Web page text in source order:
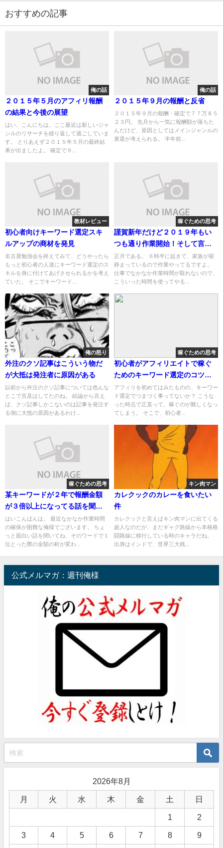
おすすめの記事
俺の話
２０１５年５月のアフィリ報酬
の結果と今後の展望
はい、こんにちは。ここ最近は新しいジャ
ンルのリサーチを繰り返して過ごしていま
す。 とりあえず２０１５年５月の最終結
果が出ましたよ。 確定で９...
俺の話
２０１５年９月の報酬と反省
２０１５年９月の報酬・確定で７７万８５
２３円。 先月から一気に報酬額が落ちた
んだけど、原因としてはメインジャンルの
衰退が考えられる。 半年前...
教材レビュー
初心者向けキーワード選定スキ
ルアップの商材を発見
名古屋勉強会を終えてみて、どうやったら
もっと初心者の人達にキーワード選定のス
キルを身に付けてあげさせられるかを考え
ていた。 そこでキーワード...
稼ぐための思考
謹賀新年だけど２０１９年もい
つも通り作業開始！そして言い
たい事を言う
正月である。 ６時半に起きて、家族が寝
静まっているので作業やってるですよ。
仕事でなかなか作業時間が取れないので、
こういった時間を使ってやる...
俺の怒り
外注のクソ記事はこういう物だ
が大抵は発注者に原因がある
以前から外注のクソ記事については色んな
とこで言及はしてたのね。 結論から言え
ば、クソ記事しかこないのは記事を発注す
る側に大抵の原因があるわけ...
稼ぐための思考
初心者がアフィリエイトで稼ぐ
ためのキーワード選定のコツは
複合ワードを狙う事
アフィリを初めてはみたものの、キーワー
ド選定でつまづく事ってないか？ こうな
った時点で正直って、稼ぐのが難しくなっ
てしまう。 そこで、初心者...
稼ぐための思考
某キーワードが２年で報酬金額
が３倍以上になってる話を聞い
て漲った件
はいこんばんは。 最近なかなか作業時間
の確保が困難な俺様でございます。 ちょ
っと面白い話を聞いてね、そのワードで１
位とった際の金額の桁が変わ...
キン肉マン
カレクックのカレーを食いたい
件
カレクックと言えばキン肉マンに出てくる
超人なのだが、まだギャグ路線から本格格
闘路線に移行している時のキャラだね。
出身はインドで、世界三大残...
公式メルマガ：週刊俺様
2026年8月
月 火 水 木 金 土 日
1 2
3 4 5 6 7 8 9